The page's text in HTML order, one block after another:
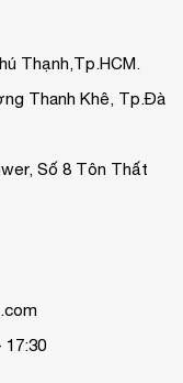
Thạnh,Tp.HCM.
Thanh Khê, Tp.Đà
Số 8 Tôn Thất
17:30